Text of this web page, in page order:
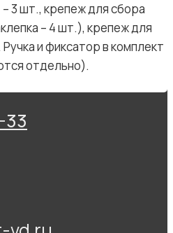
3 шт., крепеж для сбора
– 4 шт.), крепеж для
и фиксатор в комплект
отдельно).
33